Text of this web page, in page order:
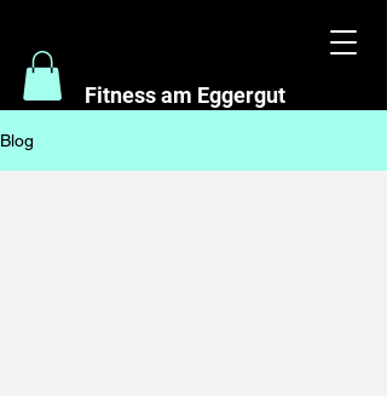
Fitness am Eggergut
Blog